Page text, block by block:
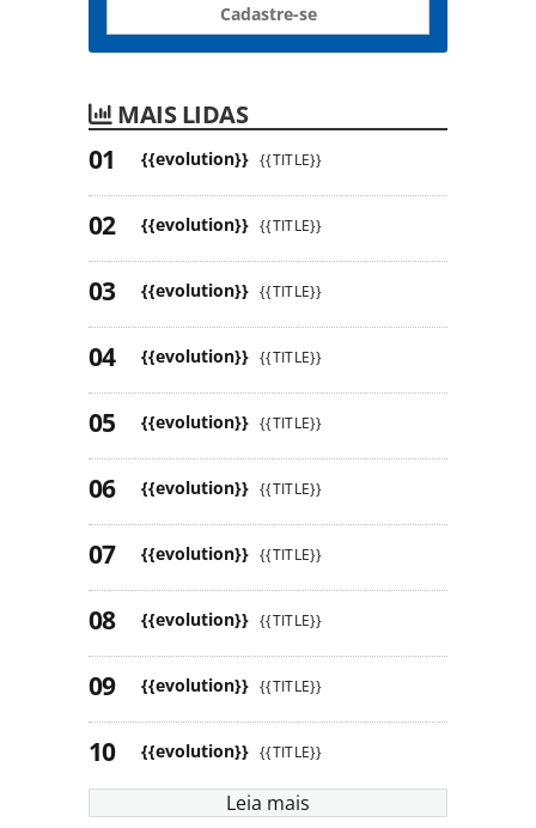
Cadastre-se
MAIS LIDAS
{{evolution}} {{TITLE}}
{{evolution}} {{TITLE}}
{{evolution}} {{TITLE}}
{{evolution}} {{TITLE}}
{{evolution}} {{TITLE}}
{{evolution}} {{TITLE}}
{{evolution}} {{TITLE}}
{{evolution}} {{TITLE}}
{{evolution}} {{TITLE}}
{{evolution}} {{TITLE}}
Leia mais